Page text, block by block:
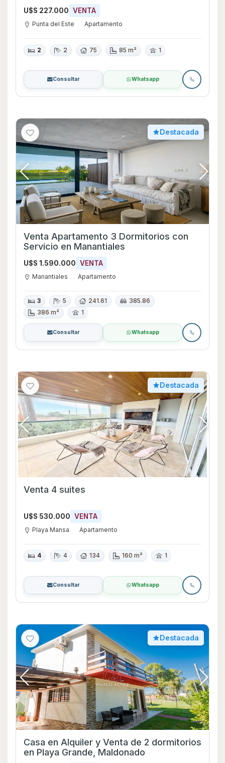
U$S 227.000 VENTA
Punta del Este Apartamento
2 2 75 85 m² 1
Consultar Whatsapp
Destacada
Venta Apartamento 3 Dormitorios con
Servicio en Manantiales
U$S 1.590.000 VENTA
Manantiales Apartamento
3 5 241.61
385.86
386 m²
1
Consultar Whatsapp
Destacada
Venta 4 suites
U$S 530.000 VENTA
Playa Mansa Apartamento
4 4 134 160 m² 1
Consultar Whatsapp
Destacada
Casa en Alquiler y Venta de 2 dormitorios
en Playa Grande, Maldonado